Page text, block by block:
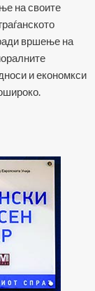
на своите
вршење на
и економкси